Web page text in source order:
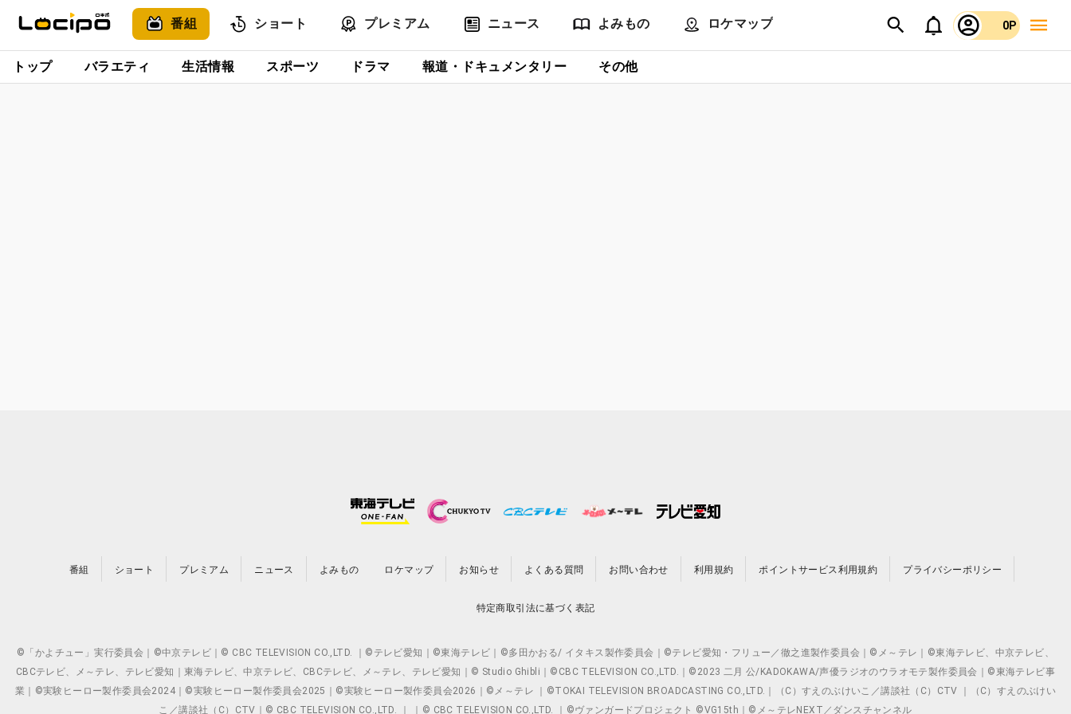
番組 ショート プレミアム ニュース よみもの ロケマップ 0P
トップ バラエティ 生活情報 スポーツ ドラマ 報道・ドキュメンタリー その他
番組 ショート プレミアム ニュース よみもの ロケマップ お知らせ よくある質問 お問い合わせ 利用規約 ポイントサービス利用規約 プライバシーポリシー
特定商取引法に基づく表記
©「かよチュー」実行委員会｜©中京テレビ｜© CBC TELEVISION CO.,LTD. ｜©テレビ愛知｜©東海テレビ｜©多田かおる/ イタキス製作委員会｜©テレビ愛知・フリュー／徹之進製作委員会｜©メ～テレ｜©東海テレビ、中京テレビ、
CBCテレビ、メ～テレ、テレビ愛知｜東海テレビ、中京テレビ、CBCテレビ、メ～テレ、テレビ愛知｜© Studio Ghibli｜©CBC TELEVISION CO.,LTD.｜©2023 二月 公/KADOKAWA/声優ラジオのウラオモテ製作委員会｜©東海テレビ事
業｜©実験ヒーロー製作委員会2024｜©実験ヒーロー製作委員会2025｜©実験ヒーロー製作委員会2026｜©メ～テレ ｜©TOKAI TELEVISION BROADCASTING CO.,LTD.｜（C）すえのぶけいこ／講談社（C）CTV ｜（C）すえのぶけい
こ／講談社（C）CTV｜© CBC TELEVISION CO.,LTD. ｜ ｜© CBC TELEVISION CO.,LTD. ｜©ヴァンガードプロジェクト ©VG15th｜©メ～テレNEXT／ダンスチャンネル